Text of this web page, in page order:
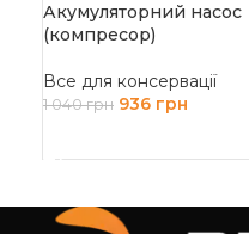
Акумуляторний насос
(компресор)
Все для консервації
1 040грн 936 грн